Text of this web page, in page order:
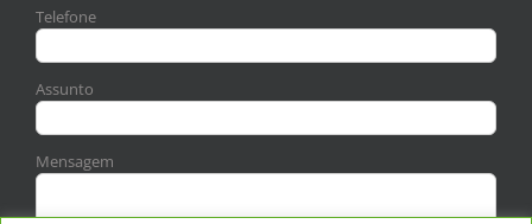
Telefone
Assunto
Mensagem